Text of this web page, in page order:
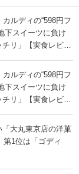
ルディの“598円フ
下スイーツに負け
リ」【実食レビュ
ルディの“598円フ
下スイーツに負け
リ」【実食レビュ
「大丸東京店の洋菓
1位は「ゴディ